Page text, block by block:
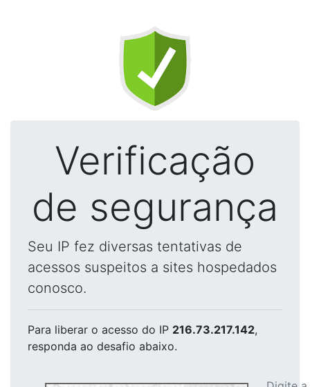
Verificação
de segurança
Seu IP fez diversas tentativas de
acessos suspeitos a sites hospedados
conosco.
Para liberar o acesso do IP 216.73.217.142,
responda ao desafio abaixo.